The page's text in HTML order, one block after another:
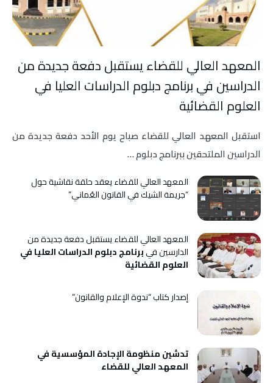
المعهد العالي للقضاء يستقبل دفعة جديدة من
الدراسين في برنامج دبلوم الدراسات العليا في
العلوم القضائية
استقبل المعهد العالي للقضاء صباح يوم الأحد دفعة جديدة من
الدراسين الملتحقين ببرنامج دبلوم …
المعهد العالي للقضاء يعقد حلقة نقاشية حول
“جريمة الشيك في القانون العُماني”
المعهد العالي للقضاء يستقبل دفعة جديدة من
الدارسين فيبرنامج دبلوم الدراسات العليا في
العلوم القضائية
إصدار كتاب “ندوة الإعلام والقانون”
تدشين منظومة الإجادة المؤسسية في
المعهد العالي للقضاء